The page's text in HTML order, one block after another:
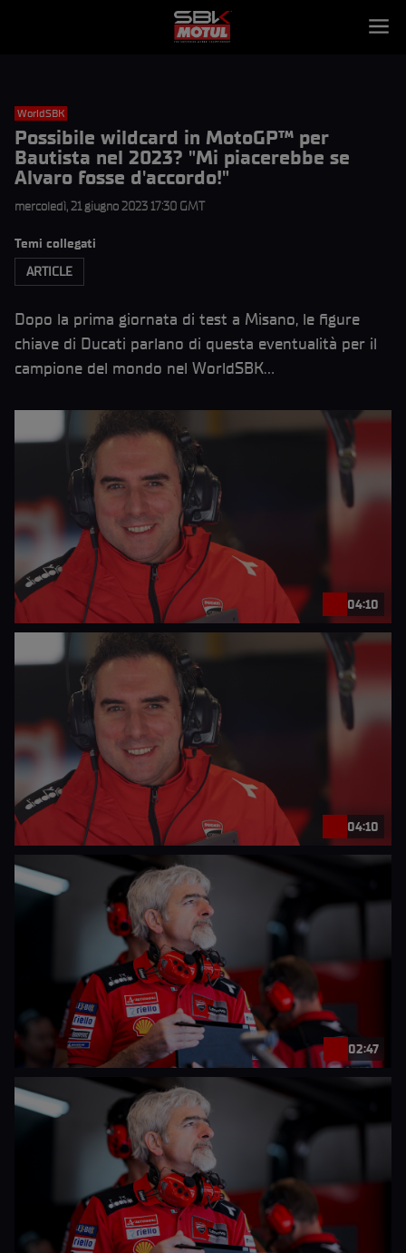
WorldSBK
Possibile wildcard in MotoGP™ per
Bautista nel 2023? "Mi piacerebbe se
Alvaro fosse d'accordo!"
mercoledì, 21 giugno 2023 17:30 GMT
Temi collegati
ARTICLE
Dopo la prima giornata di test a Misano, le figure
chiave di Ducati parlano di questa eventualità per il
campione del mondo nel WorldSBK…
04:10
04:10
02:47